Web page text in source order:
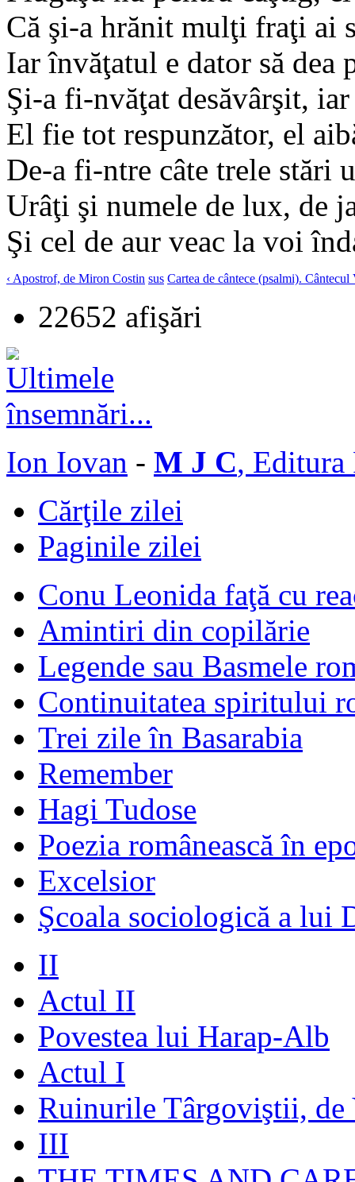
Că şi-a hrănit mulţi fraţi ai
Iar învăţatul e dator să dea
Şi-a fi-nvăţat desăvârşit,
El fie tot respunzător, el
De-a fi-ntre câte trele stări
Urâţi şi numele de lux, de
Şi cel de aur veac la voi
‹ Apostrof, de Miron Costin sus Cartea de cântece (psalmi).
22652 afişări
Ion Iovan - M J C, Editura
Cărţile zilei
Paginile zilei
Conu Leonida faţă cu
Amintiri din copilărie
Legende sau Basmele
Continuitatea spiritului
Trei zile în Basarabia
Remember
Hagi Tudose
Poezia românească în
Excelsior
Şcoala sociologică a lui
II
Actul II
Povestea lui Harap-Alb
Actul I
Ruinurile Târgoviştii, de
III